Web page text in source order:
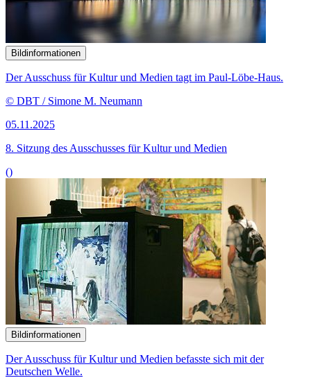
Bildinformationen
Der Ausschuss für Kultur und Medien tagt im Paul-Löbe-Haus.
© DBT / Simone M. Neumann
05.11.2025
8. Sitzung des Ausschusses für Kultur und Medien
()
Bildinformationen
Der Ausschuss für Kultur und Medien befasste sich mit der
Deutschen Welle.